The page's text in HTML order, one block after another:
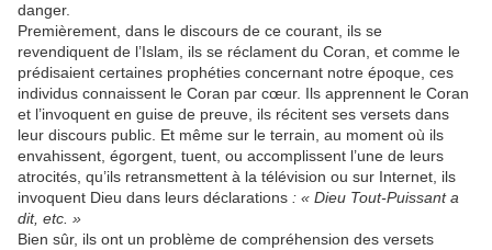
danger.
Premièrement, dans le discours de ce courant, ils se
revendiquent de l’Islam, ils se réclament du Coran, et comme le
prédisaient certaines prophéties concernant notre époque, ces
individus connaissent le Coran par cœur. Ils apprennent le Coran
et l’invoquent en guise de preuve, ils récitent ses versets dans
leur discours public. Et même sur le terrain, au moment où ils
envahissent, égorgent, tuent, ou accomplissent l’une de leurs
atrocités, qu’ils retransmettent à la télévision ou sur Internet, ils
invoquent Dieu dans leurs déclarations : « Dieu Tout-Puissant a
dit, etc. »
Bien sûr, ils ont un problème de compréhension des versets